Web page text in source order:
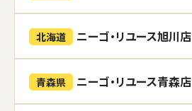
北海道 ニーゴ・リユース旭川店
青森県 ニーゴ・リユース青森店